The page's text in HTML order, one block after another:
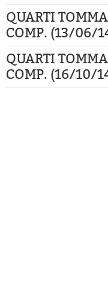
QUARTI
COMP. (13/06/
QUARTI
COMP. (16/10/